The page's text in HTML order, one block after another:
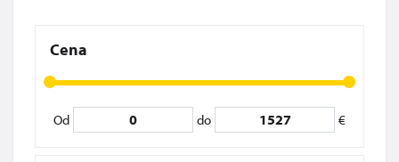
Cena
Od do €